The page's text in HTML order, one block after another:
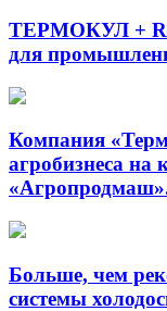
ТЕРМОКУЛ +
для
Компания
агробизнеса на
Больше, чем
системы